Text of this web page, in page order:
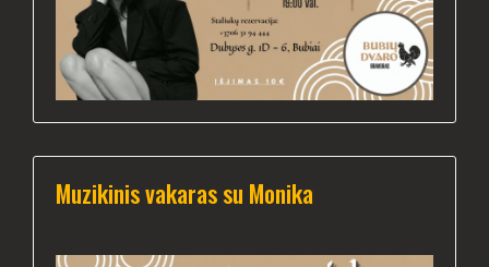
Muzikinis vakaras su Monika